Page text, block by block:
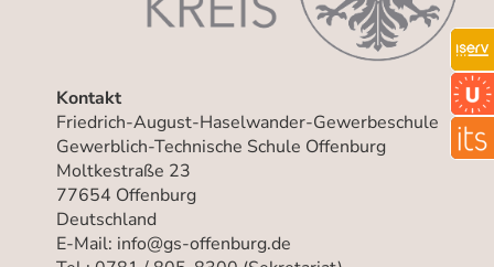
Kontakt
Friedrich-August-Haselwander-Gewerbeschule
Gewerblich-Technische Schule Offenburg
Moltkestraße 23
77654 Offenburg
Deutschland
E-Mail: info@gs-offenburg.de